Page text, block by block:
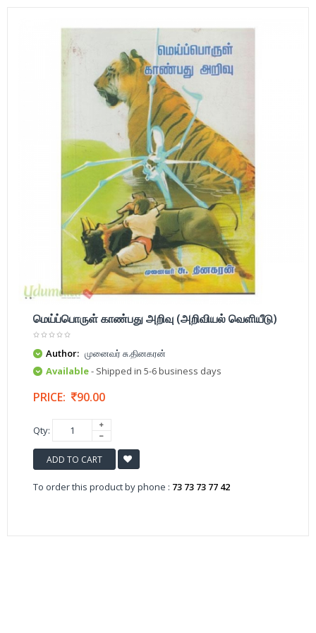
மெய்ப்பொருள் காண்பது அறிவு (அறிவியல் வெளியீடு)
Author: முனைவர் சு.தினகரன்
Available- Shipped in 5-6 business days
PRICE: 90.00
Qty:
ADD TO CART
To order this product by phone : 73 73 73 77 42